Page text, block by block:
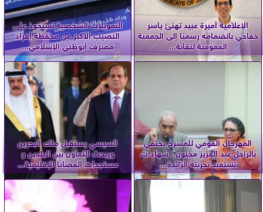
الإعلامية أميرة عبيد تهنئ ياسر
خفاجي بانضمامه رسميًا إلى الجمعية
العمومية لنقابة...
التمويلات الشخصية تستحوذ على
النصيب الأكبر من محفظة أفراد
مصرف أبوظبي الإسلامي...
المهرجان القومي للمسرح يحتفي
بالراحل عبد العزيز مخيون.. شهادات
تستعيد تجربته الرائدة...
السيسي يستقبل ملك البحرين
ويبحث التعاون بين البلدين و
مستجدات القضايا الإقليمية...